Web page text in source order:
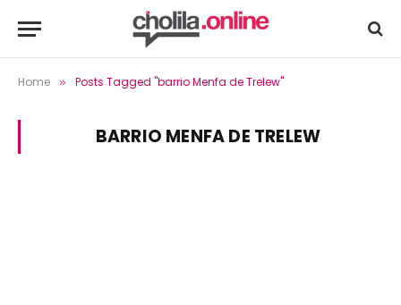
Home » Posts Tagged "barrio Menfa de Trelew"
BARRIO MENFA DE TRELEW